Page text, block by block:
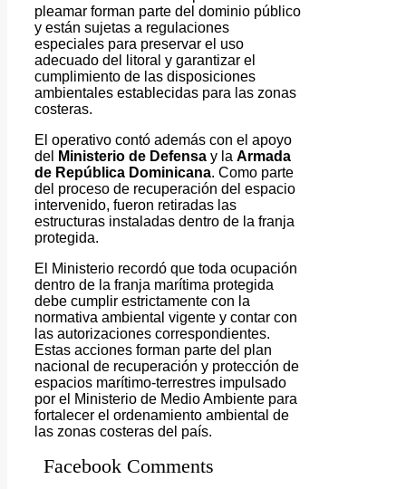
pleamar forman parte del dominio público
y están sujetas a regulaciones
especiales para preservar el uso
adecuado del litoral y garantizar el
cumplimiento de las disposiciones
ambientales establecidas para las zonas
costeras.
El operativo contó además con el apoyo
del
Ministerio de Defensa y la Armada
de República Dominicana. Como parte
del proceso de recuperación del espacio
intervenido, fueron retiradas las
estructuras instaladas dentro de la franja
protegida.
El Ministerio recordó que toda ocupación
dentro de la franja marítima protegida
debe cumplir estrictamente con la
normativa ambiental vigente y contar con
las autorizaciones correspondientes.
Estas acciones forman parte del plan
nacional de recuperación y protección de
espacios marítimo-terrestres impulsado
por el Ministerio de Medio Ambiente para
fortalecer el ordenamiento ambiental de
las zonas costeras del país.
Facebook Comments